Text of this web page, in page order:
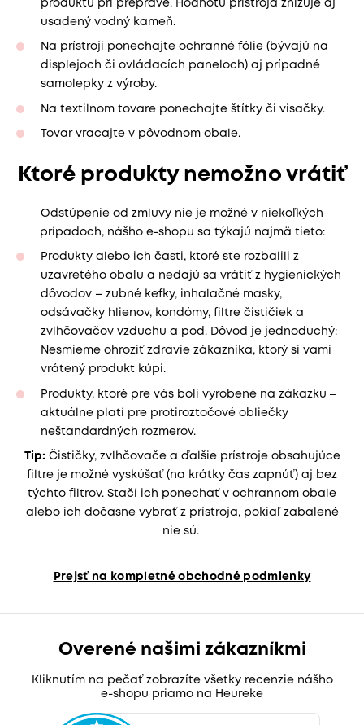
produktu pri preprave. Hodnotu prístroja znižuje aj
usadený vodný kameň.
Na prístroji ponechajte ochranné fólie (bývajú na
displejoch či ovládacích paneloch) aj prípadné
samolepky z výroby.
Na textilnom tovare ponechajte štítky či visačky.
Tovar vracajte v pôvodnom obale.
Ktoré produkty nemožno vrátiť
Odstúpenie od zmluvy nie je možné v niekoľkých
prípadoch, nášho e-shopu sa týkajú najmä tieto:
Produkty alebo ich časti, ktoré ste rozbalili z
uzavretého obalu a nedajú sa vrátiť z hygienických
dôvodov – zubné kefky, inhalačné masky,
odsávačky hlienov, kondómy, filtre čističiek a
zvlhčovačov vzduchu a pod. Dôvod je jednoduchý:
Nesmieme ohroziť zdravie zákazníka, ktorý si vami
vrátený produkt kúpi.
Produkty, ktoré pre vás boli vyrobené na zákazku ‒
aktuálne platí pre protiroztočové obliečky
neštandardných rozmerov.
Tip: Čističky, zvlhčovače a ďalšie prístroje obsahujúce
filtre je možné vyskúšať (na krátky čas zapnúť) aj bez
týchto filtrov. Stačí ich ponechať v ochrannom obale
alebo ich dočasne vybrať z prístroja, pokiaľ zabalené
nie sú.
Prejsť na kompletné obchodné podmienky
Overené našimi zákazníkmi
Kliknutím na pečať zobrazíte všetky recenzie nášho
e-shopu priamo na Heureke